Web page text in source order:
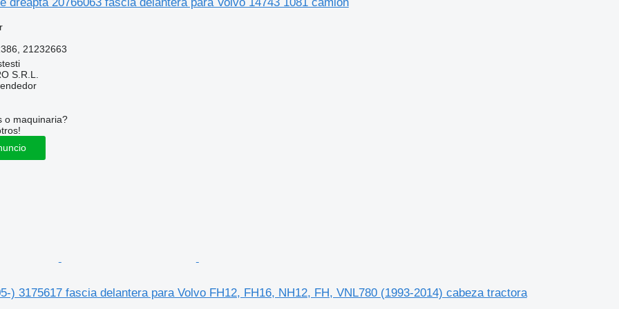
21232663
S.R.L.
o maquinaria?
) 3175617 fascia delantera para Volvo FH12, FH16, NH12, FH, VNL780 (1993-2014) cabeza tractora